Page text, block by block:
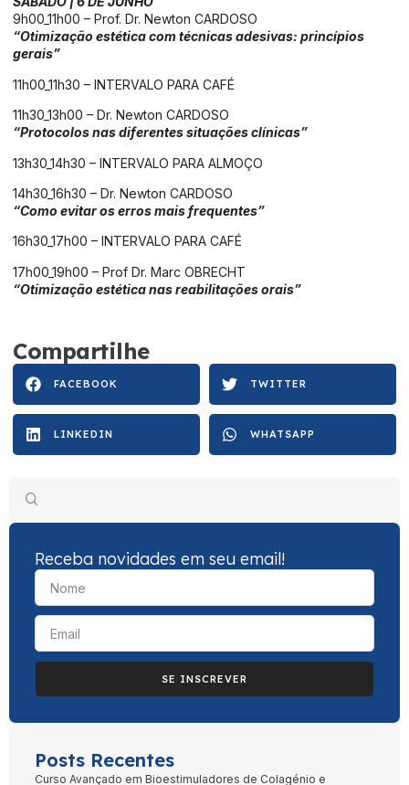
9h00_11h00 – Prof. Dr. Newton CARDOSO
“Otimização estética com técnicas adesivas: princípios
gerais”
11h00_11h30 – INTERVALO PARA CAFÉ
11h30_13h00 – Dr. Newton CARDOSO
“Protocolos nas diferentes situações clínicas”
13h30_14h30 – INTERVALO PARA ALMOÇO
14h30_16h30 – Dr. Newton CARDOSO
“Como evitar os erros mais frequentes”
16h30_17h00 – INTERVALO PARA CAFÉ
17h00_19h00 – Prof Dr. Marc OBRECHT
“Otimização estética nas reabilitações orais”
Compartilhe
FACEBOOK TWITTER
LINKEDIN WHATSAPP
Receba novidades em seu email!
SE INSCREVER
Posts Recentes
Curso Avançado em Bioestimuladores de Colagénio e